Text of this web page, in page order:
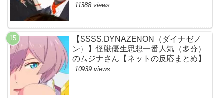
原作犯人キャスト脚本あらすじ伏線ま
11388 views
【SSSS.DYNAZENON（ダイナゼノ
ン）】怪獣優生思想一番人気（多分）
のムジナさん【ネットの反応まとめ】
10939 views